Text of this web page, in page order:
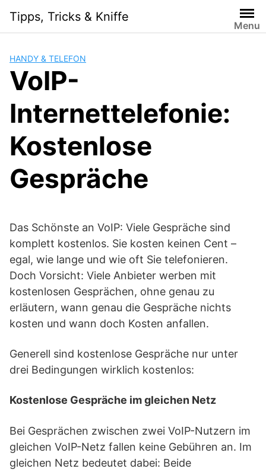
content
Tipps, Tricks & Kniffe
Menu
HANDY & TELEFON
VoIP-
Internettelefonie:
Kostenlose
Gespräche
Das Schönste an VoIP: Viele Gespräche sind
komplett kostenlos. Sie kosten keinen Cent –
egal, wie lange und wie oft Sie telefonieren.
Doch Vorsicht: Viele Anbieter werben mit
kostenlosen Gesprächen, ohne genau zu
erläutern, wann genau die Gespräche nichts
kosten und wann doch Kosten anfallen.
Generell sind kostenlose Gespräche nur unter
drei Bedingungen wirklich kostenlos:
Kostenlose Gespräche im gleichen Netz
Bei Gesprächen zwischen zwei VoIP-Nutzern im
gleichen VoIP-Netz fallen keine Gebühren an. Im
gleichen Netz bedeutet dabei: Beide